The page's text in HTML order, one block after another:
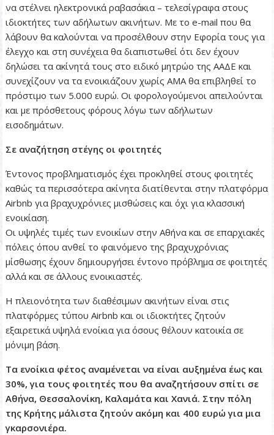
να στέλνει ηλεκτρονικά ραβασάκια – τελεσίγραφα στους
ιδιοκτήτες των αδήλωτων ακινήτων. Με το e-mail που θα
λάβουν θα καλούνται να προσέλθουν στην Εφορία τους για
έλεγχο και στη συνέχεια θα διαπιστωθεί ότι δεν έχουν
δηλώσει τα ακίνητά τους στο ειδικό μητρώο της ΑΑΔΕ και
συνεχίζουν να τα ενοικιάζουν χωρίς ΑΜΑ θα επιβληθεί το
πρόστιμο των 5.000 ευρώ. Οι φορολογούμενοι απειλούνται
και με πρόσθετους φόρους λόγω των αδήλωτων
εισοδημάτων.
Σε αναζήτηση στέγης οι φοιτητές
Έντονος προβληματισμός έχει προκληθεί στους φοιτητές
καθώς τα περισσότερα ακίνητα διατίθενται στην πλατφόρμα
Airbnb για βραχυχρόνιες μισθώσεις και όχι για κλασσική
ενοικίαση.
Οι υψηλές τιμές των ενοικίων στην Αθήνα και σε επαρχιακές
πόλεις όπου ανθεί το φαινόμενο της βραχυχρόνιας
μίσθωσης έχουν δημιουργήσει έντονο πρόβλημα σε φοιτητές
αλλά και σε άλλους ενοικιαστές.
Η πλειονότητα των διαθέσιμων ακινήτων είναι στις
πλατφόρμες τύπου Airbnb και οι ιδιοκτήτες ζητούν
εξαιρετικά υψηλά ενοίκια για όσους θέλουν κατοικία σε
μόνιμη βάση.
Τα ενοίκια φέτος αναμένεται να είναι αυξημένα έως και
30%, για τους φοιτητές που θα αναζητήσουν σπίτι σε
Αθήνα, Θεσσαλονίκη, Καλαμάτα και Χανιά. Στην πόλη
της Κρήτης μάλιστα ζητούν ακόμη και 400 ευρώ για μια
γκαρσονιέρα.